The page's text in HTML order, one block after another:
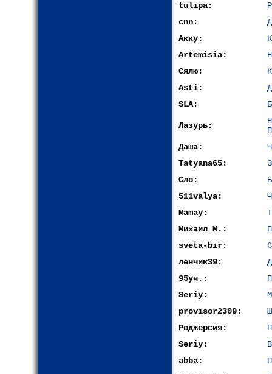
tulipa:
cnn:
Акку:
Artemisia:
Сялю:
Asti:
SLA:
Лазурь:
Даша:
Tatyana65:
Сло:
511valya:
Mamay:
Михаил М.:
sveta-bir:
ленчик39:
95уч.:
Seriy:
provisor2309:
Роджерсия:
Seriy:
abba: